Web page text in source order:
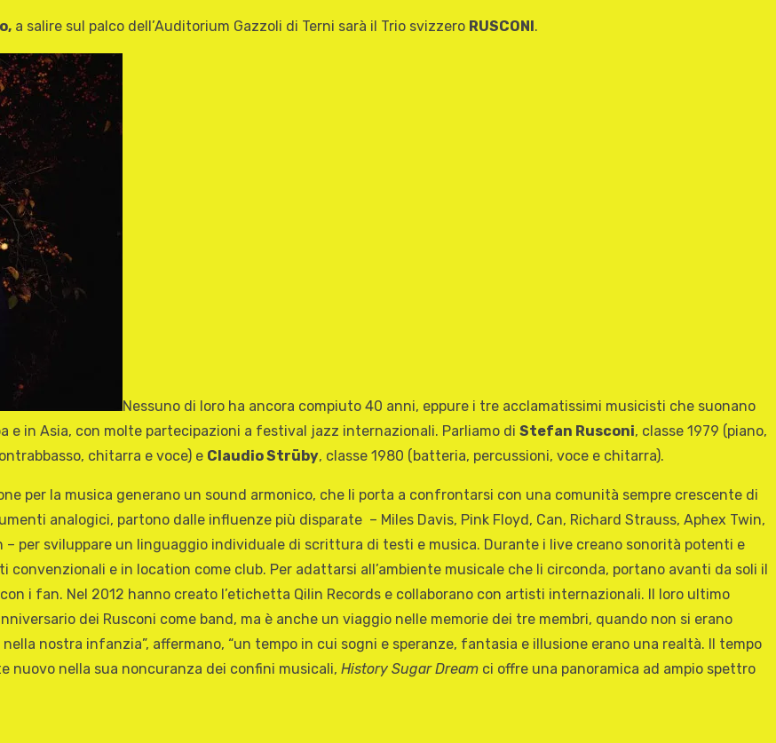
a salire sul palco dell’Auditorium Gazzoli di Terni sarà il Trio svizzero RUSCONI .
Nessuno di loro ha ancora compiuto 40 anni, eppure i tre acclamatissimi musicisti che suonano
in Asia, con molte partecipazioni a festival jazz internazionali. Parliamo di Stefan Rusconi, classe 1979 (piano,
chitarra e voce) e Claudio Strüby, classe 1980 (batteria, percussioni, voce e chitarra).
per la musica generano un sound armonico, che li porta a confrontarsi con una comunità sempre crescente di
analogici, partono dalle influenze più disparate – Miles Davis, Pink Floyd, Can, Richard Strauss, Aphex Twin,
– per sviluppare un linguaggio individuale di scrittura di testi e musica. Durante i live creano sonorità potenti e
e in location come club. Per adattarsi all’ambiente musicale che li circonda, portano avanti da soli il
i fan. Nel 2012 hanno creato l’etichetta Qilin Records e collaborano con artisti internazionali. Il loro ultimo
dei Rusconi come band, ma è anche un viaggio nelle memorie dei tre membri, quando non si erano
nostra infanzia”, affermano, “un tempo in cui sogni e speranze, fantasia e illusione erano una realtà. Il tempo
nuovo nella sua noncuranza dei confini musicali, History Sugar Dream ci offre una panoramica ad ampio spettro